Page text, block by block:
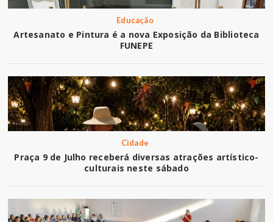
Educação
Artesanato e Pintura é a nova Exposição da Biblioteca
FUNEPE
Cidade
Praça 9 de Julho receberá diversas atrações artístico-
culturais neste sábado